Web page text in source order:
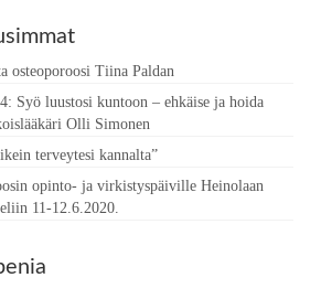
osteoporoosi Tiina Paldan
Syö luustosi kuntoon – ehkäise ja hoida
Olli Simonen
terveytesi kannalta”
opinto- ja virkistyspäiville Heinolaan
11-12.6.2020.